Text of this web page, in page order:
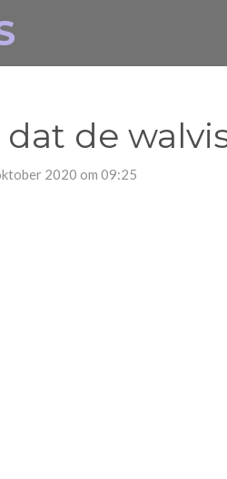
dat de
2020 om 09:25